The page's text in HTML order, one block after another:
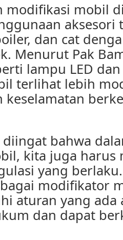
modifikasi mobil
aksesori
dan cat
Menurut Pak
lampu LED
terlihat lebih
keselamatan
bahwa
kita juga harus
yang
modifikator
aturan yang ada
dan dapat